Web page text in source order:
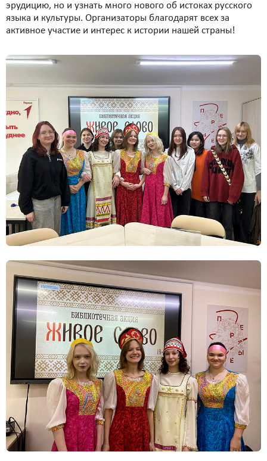
эрудицию, но и узнать много нового об истоках русского
языка и культуры. Организаторы благодарят всех за
активное участие и интерес к истории нашей страны!